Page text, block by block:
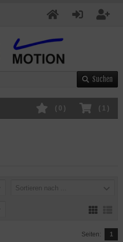
Suchen
( 1 )
( 0 )
Sortieren nach ...
Seiten: 1